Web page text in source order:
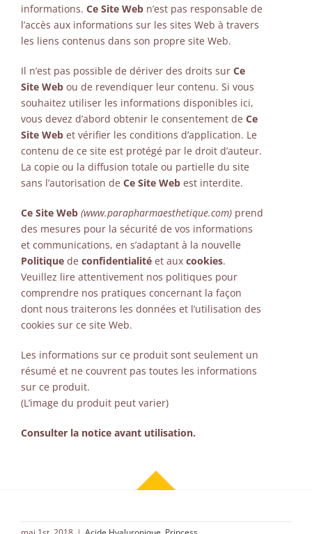
informations. Ce Site Web n’est pas responsable de
l’accès aux informations sur les sites Web à travers
les liens contenus dans son propre site Web.
Il n’est pas possible de dériver des droits sur Ce
Site Web ou de revendiquer leur contenu. Si vous
souhaitez utiliser les informations disponibles ici,
vous devez d’abord obtenir le consentement de Ce
Site Web et vérifier les conditions d’application. Le
contenu de ce site est protégé par le droit d’auteur.
La copie ou la diffusion totale ou partielle du site
sans l’autorisation de Ce Site Web est interdite.
Ce Site Web (www.parapharmaesthetique.com) prend
des mesures pour la sécurité de vos informations
et communications, en s’adaptant à la nouvelle
Politique de confidentialité et aux cookies.
Veuillez lire attentivement nos politiques pour
comprendre nos pratiques concernant la façon
dont nous traiterons les données et l’utilisation des
cookies sur ce site Web.
Les informations sur ce produit sont seulement un
résumé et ne couvrent pas toutes les informations
sur ce produit.
(L’image du produit peut varier)
Consulter la notice avant utilisation.